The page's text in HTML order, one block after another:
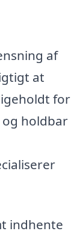
af
at
for
holdbar
indhente